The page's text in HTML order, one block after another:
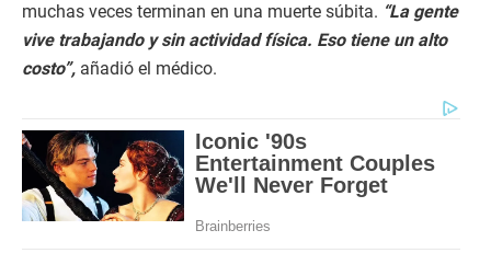
muchas veces terminan en una muerte súbita. “La gente
vive trabajando y sin actividad física. Eso tiene un alto
costo”, añadió el médico.